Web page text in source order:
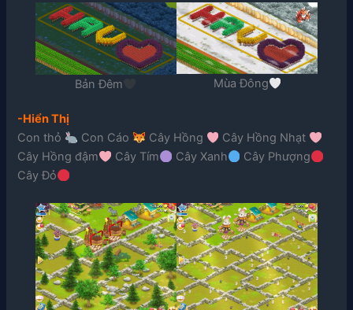
Bản Đêm Mùa Đông
-Hiển Thị
Con thỏ
Con Cáo Cây Hồng
Cây Hồng Nhạt
Cây Hồng đậm
Cây Tím Cây Xanh
Cây Phượng
Cây Đỏ